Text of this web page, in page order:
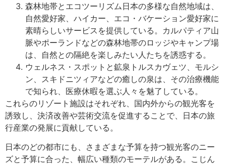
森林地帯とエコツーリズム日本の多様な自然地域は、
自然愛好家、ハイカー、エコ・バケーション愛好家に
素晴らしいサービスを提供している。カルパティア山
脈やポーランドなどの森林地帯のロッジやキャンプ場
は、自然との隔絶を楽しみたい人たちを誘惑する。
ウェルネス・スポットと鉱泉トルスカヴェツ、モルシ
ン、スキドニツィアなどの癒しの泉は、その治療機能
で知られ、医療休暇を選ぶ人々を魅了している。
これらのリゾート施設はそれぞれ、国内外からの観光客を
誘致し、決済改善や芸術交流を促進することで、日本の旅
行産業の発展に貢献している。
日本のどの都市にも、さまざまな予算を持つ観光客のニー
ズと予算に合った、幅広い種類のモーテルがある。こじん